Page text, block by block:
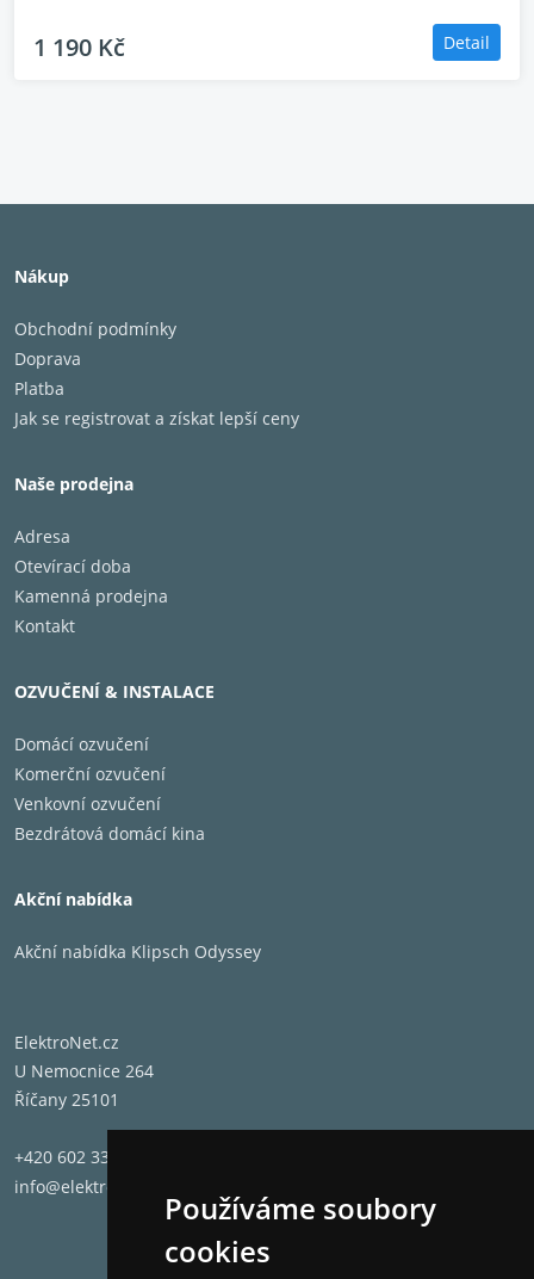
Používáme soubory
cookies
1 190 Kč Detail
Nákup
Obchodní podmínky
Doprava
Platba
Jak se registrovat a získat lepší ceny
Naše prodejna
Adresa
Otevírací doba
Kamenná prodejna
Kontakt
OZVUČENÍ & INSTALACE
Domácí ozvučení
Komerční ozvučení
Venkovní ozvučení
Bezdrátová domácí kina
Akční nabídka
Akční nabídka Klipsch Odyssey
ElektroNet.cz
U Nemocnice 264
Říčany 25101
+420 602 331 662
info@elektronet.cz